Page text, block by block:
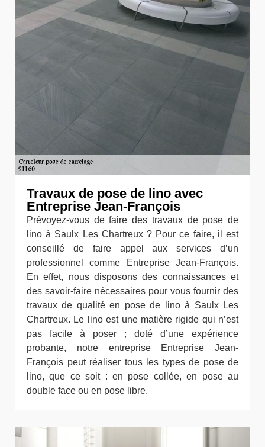
Travaux de pose de lino avec
Entreprise Jean-François
Prévoyez-vous de faire des travaux de pose de
lino à Saulx Les Chartreux ? Pour ce faire, il est
conseillé de faire appel aux services d’un
professionnel comme Entreprise Jean-François.
En effet, nous disposons des connaissances et
des savoir-faire nécessaires pour vous fournir des
travaux de qualité en pose de lino à Saulx Les
Chartreux. Le lino est une matière rigide qui n’est
pas facile à poser ; doté d’une expérience
probante, notre entreprise Entreprise Jean-
François peut réaliser tous les types de pose de
lino, que ce soit : en pose collée, en pose au
double face ou en pose libre.